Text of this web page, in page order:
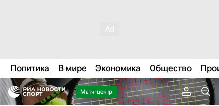
Политика В мире Экономика Общество
Матч-центр